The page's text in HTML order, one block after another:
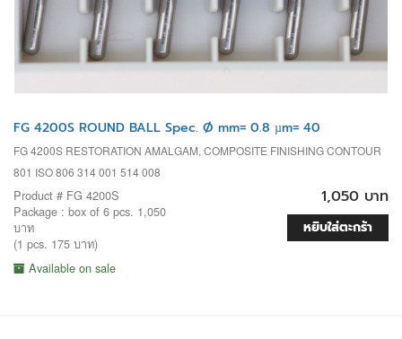
FG 4200S ROUND BALL Spec. Ø mm= 0.8 µm= 40
FG 4200S RESTORATION AMALGAM, COMPOSITE FINISHING CONTOUR
801 ISO 806 314 001 514 008
Product # FG 4200S
Package : box of 6 pcs. 1,050
บาท
(1 pcs. 175 บาท)
Available on sale
1,050 บาท
หยิบใส่ตะกร้า